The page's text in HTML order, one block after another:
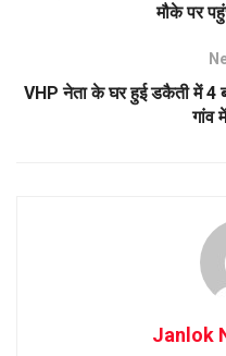
मौके पर
VHP नेता के घर हुई डकैती में 4
गांव
Janlok